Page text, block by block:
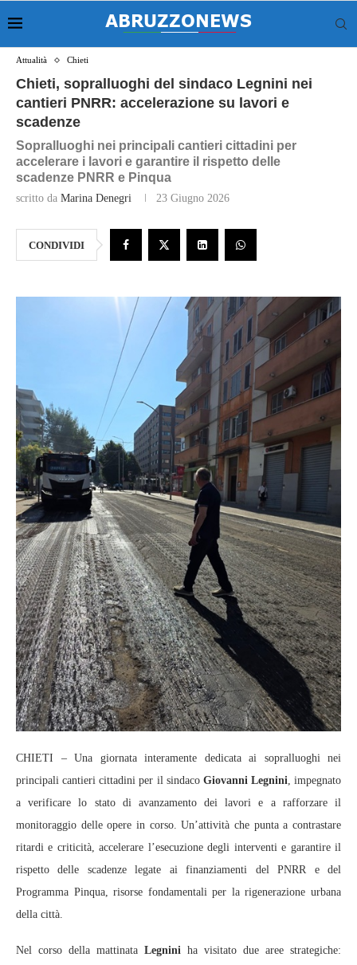
Attualità Chieti
Chieti, sopralluoghi del sindaco Legnini nei
cantieri PNRR: accelerazione su lavori e
scadenze
Sopralluoghi nei principali cantieri cittadini per
accelerare i lavori e garantire il rispetto delle
scadenze PNRR e Pinqua
scritto da Marina Denegri 23 Giugno 2026
CONDIVIDI
CHIETI – Una giornata interamente dedicata ai sopralluoghi nei
principali cantieri cittadini per il sindaco Giovanni Legnini , impegnato
a verificare lo stato di avanzamento dei lavori e a rafforzare il
monitoraggio delle opere in corso. Un’attività che punta a contrastare
ritardi e criticità, accelerare l’esecuzione degli interventi e garantire il
rispetto delle scadenze legate ai finanziamenti del PNRR e del
Programma Pinqua, risorse fondamentali per la rigenerazione urbana
della città.
Nel corso della mattinata Legnini ha visitato due aree strategiche: